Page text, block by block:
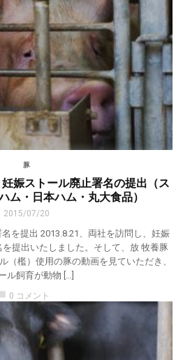
豚
娠ストール廃止署名の提出（ス
ム・日本ハム・丸大食品）
2015/07/20
を提出 2013.8.21、両社を訪問し、妊娠
提出いたしました。そして、放 牧養豚
（檻）使用の豚の動画を見ていただき、
ル飼育が動物 […]
chat_bubble 0 コメント